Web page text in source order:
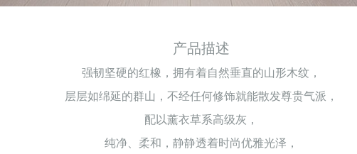
产品描述
强韧坚硬的红橡，拥有着自然垂直的山形木纹，
层层如绵延的群山，不经任何修饰就能散发尊贵气派，
配以薰衣草系高级灰，
纯净、柔和，静静透着时尚优雅光泽，